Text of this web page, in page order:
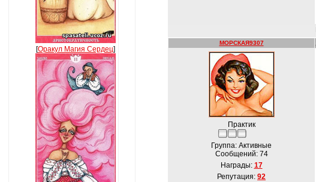
[Оракул Магия Сердец]
МОРСКАЯ9307
Практик
Группа: Активные
Сообщений: 74
Награды: 17
Репутация: 92